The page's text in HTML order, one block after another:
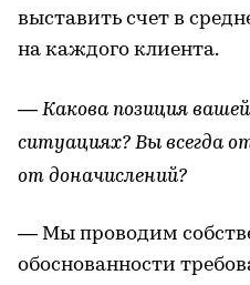
выставить счет в
на каждого клиента.
— Какова позиция
ситуациях? Вы всегда
от доначислений?
— Мы проводим
обоснованности